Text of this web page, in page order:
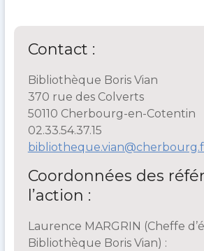
Contact :
Bibliothèque Boris Vian
370 rue des Colverts
50110 Cherbourg-en-Cotentin
02.33.54.37.15
Coordonnées des
l’action :
Laurence MARGRIN (Cheffe
Bibliothèque Boris Vian) :